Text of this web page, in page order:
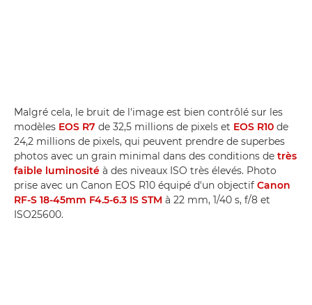
Malgré cela, le bruit de l'image est bien contrôlé sur les
modèles EOS R7 de 32,5 millions de pixels et EOS R10 de
24,2 millions de pixels, qui peuvent prendre de superbes
photos avec un grain minimal dans des conditions de très
faible luminosité à des niveaux ISO très élevés. Photo
prise avec un Canon EOS R10 équipé d'un objectif Canon
RF-S 18-45mm F4.5-6.3 IS STM à 22 mm, 1/40 s, f/8 et
ISO25600.